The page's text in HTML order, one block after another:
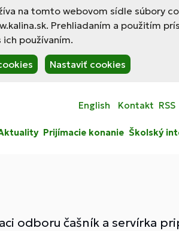
na tomto webovom sídle súbory
Prehliadaním a použitím
používaním.
Nastaviť cookies
English Kontakt RSS
Prijímacie konanie Školský
odboru čašník a servírka